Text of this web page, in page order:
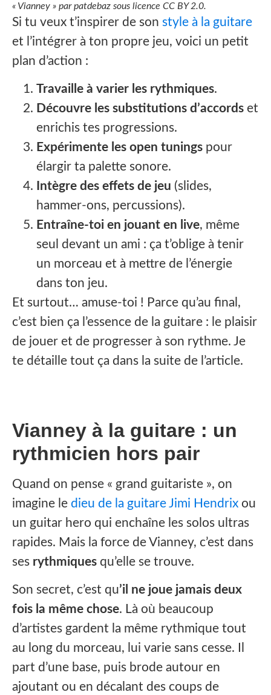
« Vianney » par patdebaz sous licence CC BY 2.0.
Si tu veux t’inspirer de son style à la guitare
et l’intégrer à ton propre jeu, voici un petit
plan d’action :
Travaille à varier les rythmiques.
Découvre les substitutions d’accords et
enrichis tes progressions.
Expérimente les open tunings pour
élargir ta palette sonore.
Intègre des effets de jeu (slides,
hammer-ons, percussions).
Entraîne-toi en jouant en live, même
seul devant un ami : ça t’oblige à tenir
un morceau et à mettre de l’énergie
dans ton jeu.
Et surtout… amuse-toi ! Parce qu’au final,
c’est bien ça l’essence de la guitare : le plaisir
de jouer et de progresser à son rythme. Je
te détaille tout ça dans la suite de l’article.
Vianney à la guitare : un
rythmicien hors pair
Quand on pense « grand guitariste », on
imagine le dieu de la guitare Jimi Hendrix ou
un guitar hero qui enchaîne les solos ultras
rapides. Mais la force de Vianney, c’est dans
ses rythmiques qu’elle se trouve.
Son secret, c’est qu’il ne joue jamais deux
fois la même chose. Là où beaucoup
d’artistes gardent la même rythmique tout
au long du morceau, lui varie sans cesse. Il
part d’une base, puis brode autour en
ajoutant ou en décalant des coups de